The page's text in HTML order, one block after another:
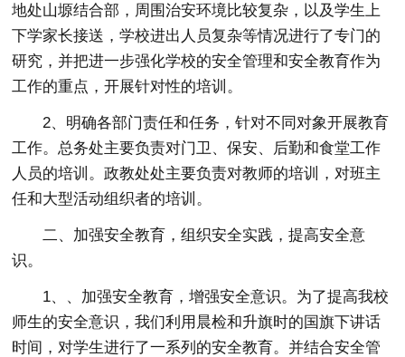
地处山塬结合部，周围治安环境比较复杂，以及学生上
下学家长接送，学校进出人员复杂等情况进行了专门的
研究，并把进一步强化学校的安全管理和安全教育作为
工作的重点，开展针对性的培训。
2、明确各部门责任和任务，针对不同对象开展教育
工作。总务处主要负责对门卫、保安、后勤和食堂工作
人员的培训。政教处处主要负责对教师的培训，对班主
任和大型活动组织者的培训。
二、加强安全教育，组织安全实践，提高安全意
识。
1、、加强安全教育，增强安全意识。为了提高我校
师生的安全意识，我们利用晨检和升旗时的国旗下讲话
时间，对学生进行了一系列的安全教育。并结合安全管